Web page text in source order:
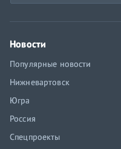
Новости
Популярные новости
Нижневартовск
Югра
Россия
Спецпроекты